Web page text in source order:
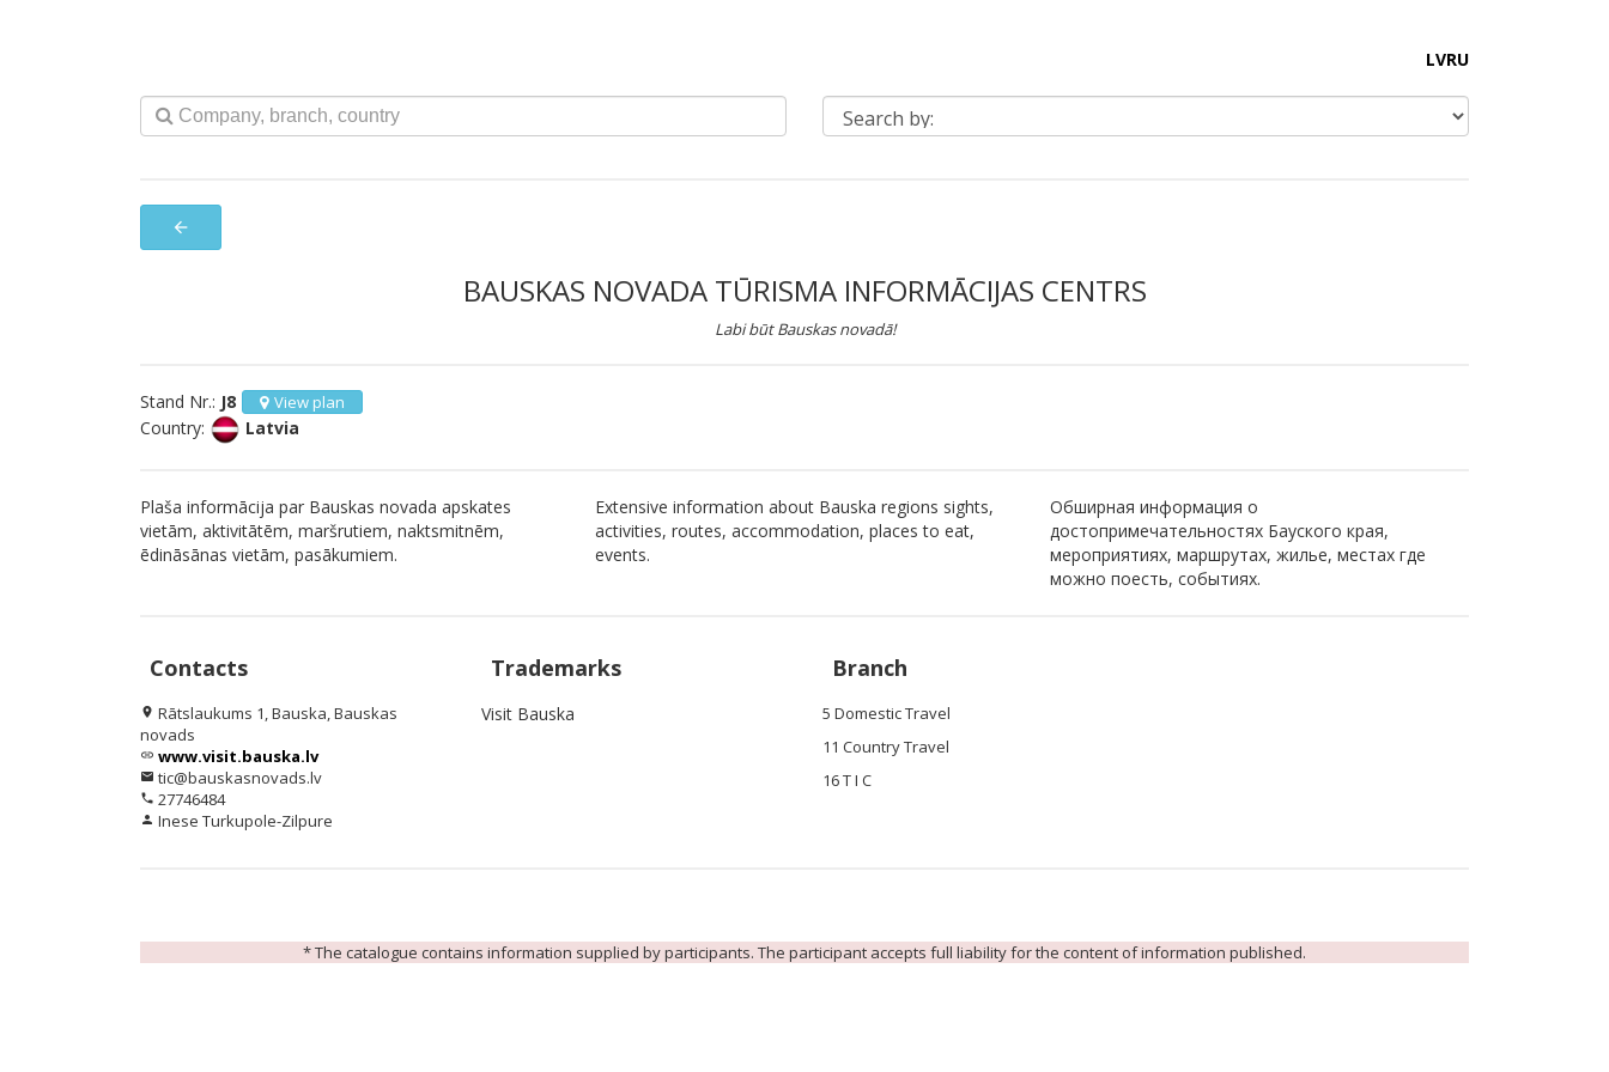
LVRU
arrow_back
BAUSKAS NOVADA TŪRISMA INFORMĀCIJAS CENTRS
Labi būt Bauskas novadā!
Stand Nr.: J8 View plan
Country: Latvia
Plaša informācija par Bauskas novada apskates
vietām, aktivitātēm, maršrutiem, naktsmitnēm,
ēdināsānas vietām, pasākumiem.
Extensive information about Bauska regions sights,
activities, routes, accommodation, places to eat,
events.
Обширная информация о
достопримечательностях Бауского края,
мероприятиях, маршрутах, жилье, местах где
можно поесть, событиях.
Contacts
location_on Rātslaukums 1, Bauska, Bauskas
novads
link www.visit.bauska.lv
email tic@bauskasnovads.lv
phone 27746484
person Inese Turkupole-Zilpure
Trademarks
Visit Bauska
Branch
5 Domestic Travel
11 Country Travel
16 T I C
* The catalogue contains information supplied by participants. The participant accepts full liability for the content of information published.